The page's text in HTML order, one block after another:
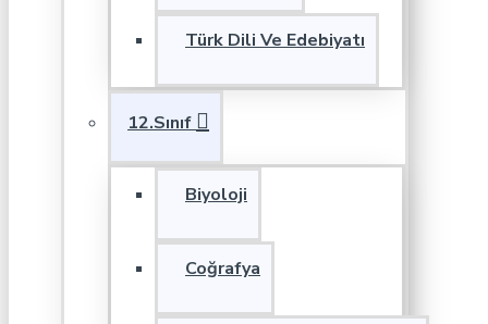
Türk Dili Ve Edebiyatı
12.Sınıf
Biyoloji
Coğrafya